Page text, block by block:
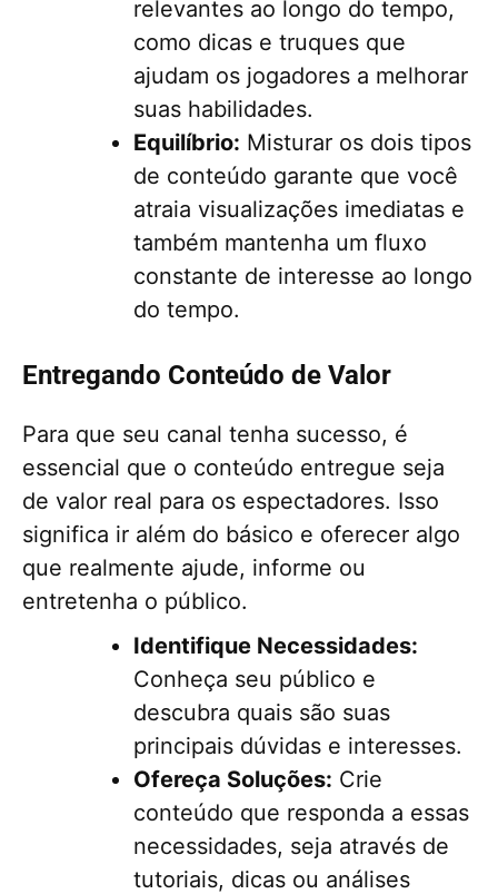
relevantes ao longo do tempo,
como dicas e truques que
ajudam os jogadores a melhorar
suas habilidades.
Equilíbrio: Misturar os dois tipos
de conteúdo garante que você
atraia visualizações imediatas e
também mantenha um fluxo
constante de interesse ao longo
do tempo.
Entregando Conteúdo de Valor
Para que seu canal tenha sucesso, é
essencial que o conteúdo entregue seja
de valor real para os espectadores. Isso
significa ir além do básico e oferecer algo
que realmente ajude, informe ou
entretenha o público.
Identifique Necessidades:
Conheça seu público e
descubra quais são suas
principais dúvidas e interesses.
Ofereça Soluções: Crie
conteúdo que responda a essas
necessidades, seja através de
tutoriais, dicas ou análises